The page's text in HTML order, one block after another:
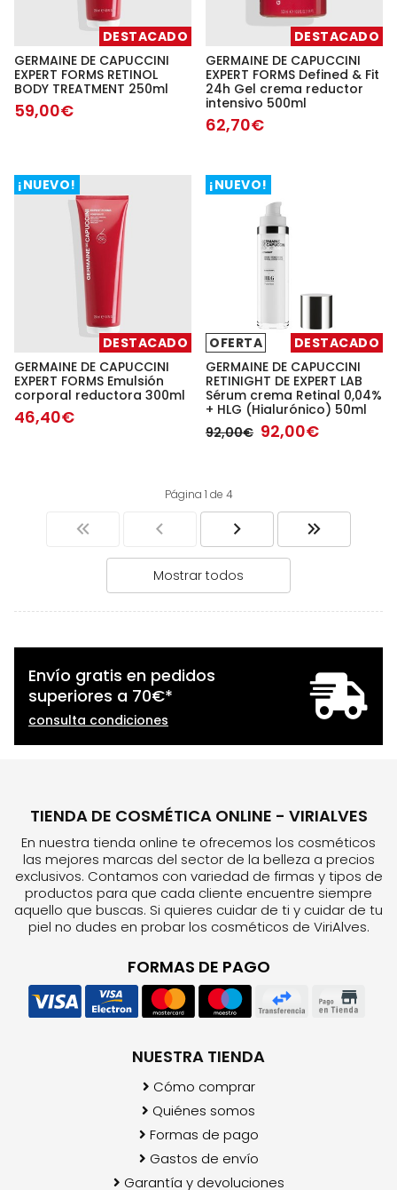
DESTACADO
GERMAINE DE CAPUCCINI
EXPERT FORMS RETINOL
BODY TREATMENT 250ml
59,00€
DESTACADO
GERMAINE DE CAPUCCINI
EXPERT FORMS Defined & Fit
24h Gel crema reductor
intensivo 500ml
62,70€
DESTACADO
¡NUEVO!
GERMAINE DE CAPUCCINI
EXPERT FORMS Emulsión
corporal reductora 300ml
46,40€
OFERTA DESTACADO
¡NUEVO!
GERMAINE DE CAPUCCINI
RETINIGHT DE EXPERT LAB
Sérum crema Retinal 0,04%
+ HLG (Hialurónico) 50ml
92,00€ 92,00€
Página 1 de 4
Mostrar todos
Envío gratis en pedidos
superiores a 70€*
consulta condiciones
TIENDA DE COSMÉTICA ONLINE - VIRIALVES
En nuestra tienda online te ofrecemos los cosméticos
las mejores marcas del sector de la belleza a precios
exclusivos. Contamos con variedad de firmas y tipos de
productos para que cada cliente encuentre siempre
aquello que buscas. Si quieres cuidar de ti y cuidar de tu
piel no dudes en probar los cosméticos de ViriAlves.
FORMAS DE PAGO
NUESTRA TIENDA
Cómo comprar
Quiénes somos
Formas de pago
Gastos de envío
Garantía y devoluciones